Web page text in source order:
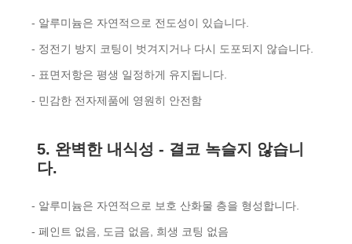
- 알루미늄은 자연적으로 전도성이 있습니다.
- 정전기 방지 코팅이 벗겨지거나 다시 도포되지 않습니다.
- 표면저항은 평생 일정하게 유지됩니다.
- 민감한 전자제품에 영원히 안전함
5. 완벽한 내식성 - 결코 녹슬지 않습니
다.
- 알루미늄은 자연적으로 보호 산화물 층을 형성합니다.
- 페인트 없음, 도금 없음, 희생 코팅 없음